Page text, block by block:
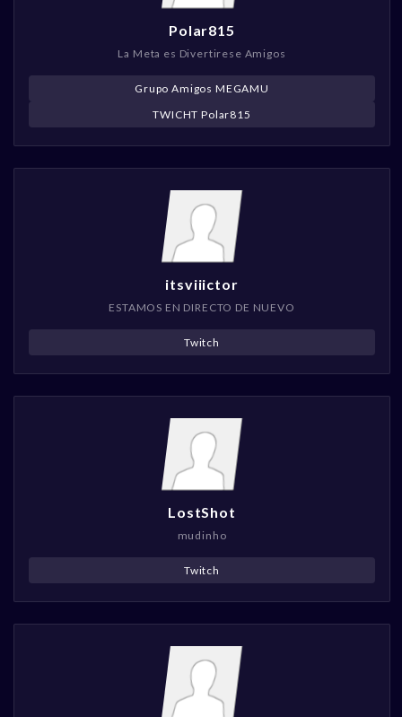
Polar815
La Meta es Divertirese Amigos
Grupo Amigos MEGAMU
TWICHT Polar815
itsviiictor
ESTAMOS EN DIRECTO DE NUEVO
Twitch
LostShot
mudinho
Twitch